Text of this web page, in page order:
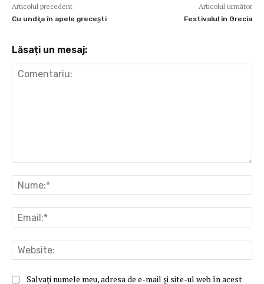
Articolul precedent
Cu undiţa în apele greceşti
Articolul următor
Festivalul în Grecia
Lăsați un mesaj:
Salvați numele meu, adresa de e-mail și site-ul web în acest